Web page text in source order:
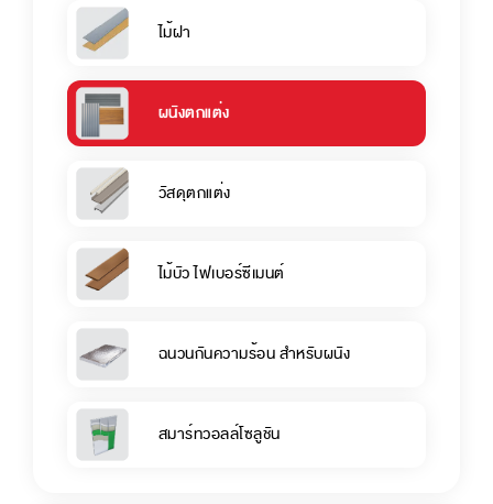
ไม้ฝา
ผนังตกแต่ง
วัสดุตกแต่ง
ไม้บัว ไฟเบอร์ซีเมนต์
ฉนวนกันความร้อน สำหรับผนัง
สมาร์ทวอลล์โซลูชัน